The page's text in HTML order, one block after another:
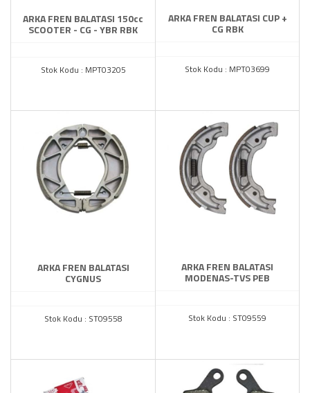
ARKA FREN BALATASI 150cc
SCOOTER - CG - YBR RBK
Stok Kodu : MPT03205
ARKA FREN BALATASI CUP +
CG RBK
Stok Kodu : MPT03699
ARKA FREN BALATASI
CYGNUS
Stok Kodu : ST09558
ARKA FREN BALATASI
MODENAS-TVS PEB
Stok Kodu : ST09559